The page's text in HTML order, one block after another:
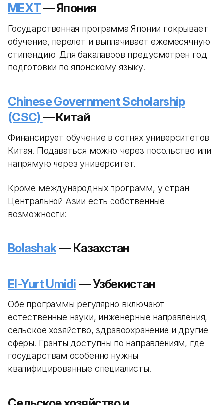
MEXT— Япония
Государственная программа Японии покрывает
обучение, перелет и выплачивает ежемесячную
стипендию. Для бакалавров предусмотрен год
подготовки по японскому языку.
Chinese Government Scholarship
(CSC)— Китай
Финансирует обучение в сотнях университетов
Китая. Подаваться можно через посольство или
напрямую через университет.
Кроме международных программ, у стран
Центральной Азии есть собственные
возможности:
Bolashak— Казахстан
El-Yurt Umidi — Узбекистан
Обе программы регулярно включают
естественные науки, инженерные направления,
сельское хозяйство, здравоохранение и другие
сферы. Гранты доступны по направлениям, где
государствам особенно нужны
квалифицированные специалисты.